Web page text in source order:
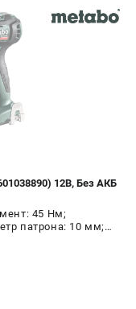
12В, Без АКБ
45 Нм;
патрона: 10 мм;